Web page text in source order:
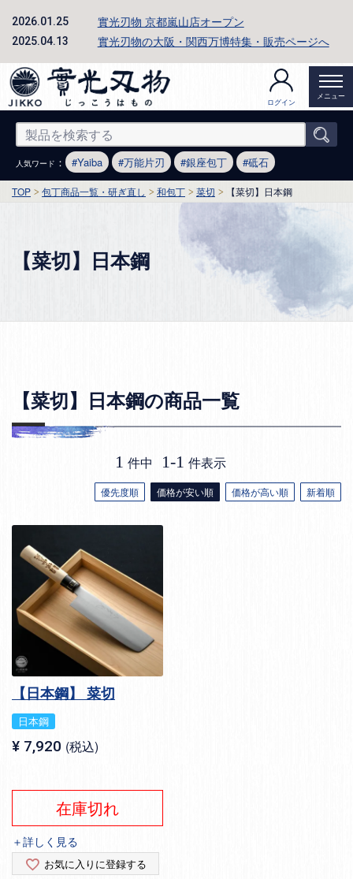
2026.01.25 實光刃物 京都嵐山店オープン
2025.04.13 實光刃物の大阪・関西万博特集・販売ページへ
ログイン
メニュー
人気ワード ： Yaiba 万能片刃 銀座包丁 砥石
TOP 包丁商品一覧・研ぎ直し 和包丁 菜切 【菜切】日本鋼
【菜切】日本鋼
【菜切】日本鋼の商品一覧
優先度順 価格が安い順 価格が高い順 新着順
1 件中 1-1 件表示
【日本鋼】 菜切
日本鋼
¥ 7,920 税込
在庫切れ
＋詳しく見る
お気に入りに登録する